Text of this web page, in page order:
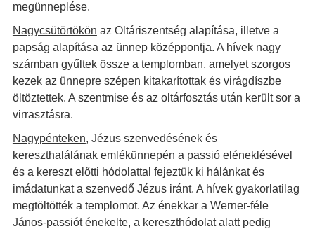
megünneplése.
Nagycsütörtökön az Oltáriszentség alapítása, illetve a
papság alapítása az ünnep középpontja. A hívek nagy
számban gyűltek össze a templomban, amelyet szorgos
kezek az ünnepre szépen kitakarítottak és virágdíszbe
öltöztettek. A szentmise és az oltárfosztás után került sor a
virrasztásra.
Nagypénteken, Jézus szenvedésének és
kereszthalálának emlékünnepén a passió eléneklésével
és a kereszt előtti hódolattal fejeztük ki hálánkat és
imádatunkat a szenvedő Jézus iránt. A hívek gyakorlatilag
megtöltötték a templomot. Az énekkar a Werner-féle
János-passiót énekelte, a kereszthódolat alatt pedig